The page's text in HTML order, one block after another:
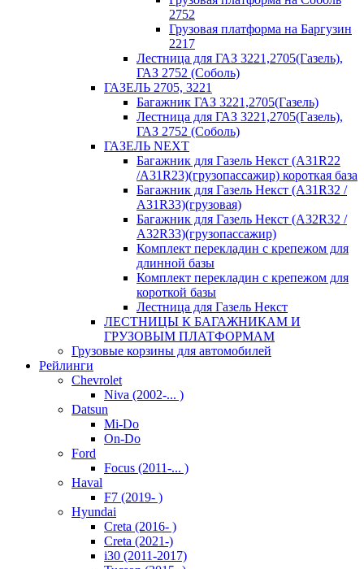
2752
Грузовая платформа на Баргузин
2217
Лестница для ГАЗ 3221,2705(Газель),
ГАЗ 2752 (Соболь)
ГАЗЕЛЬ 2705, 3221
Багажник ГАЗ 3221,2705(Газель)
Лестница для ГАЗ 3221,2705(Газель),
ГАЗ 2752 (Соболь)
ГАЗЕЛЬ NEXT
Багажник для Газель Некст (A31R22
/A31R23)(грузопассажир) короткая база
Багажник для Газель Некст (A31R32 /
A31R33)(грузовая)
Багажник для Газель Некст (A32R32 /
A32R33)(грузопассажир)
Комплект перекладин с крепежом для
длинной базы
Комплект перекладин с крепежом для
короткой базы
Лестница для Газель Некст
ЛЕСТНИЦЫ К БАГАЖНИКАМ И
ГРУЗОВЫМ ПЛАТФОРМАМ
Грузовые корзины для автомобилей
Рейлинги
Chevrolet
Niva (2002-... )
Datsun
Mi-Do
On-Do
Ford
Focus (2011-... )
Haval
F7 (2019- )
Hyundai
Creta (2016- )
Creta (2021-)
i30 (2011-2017)